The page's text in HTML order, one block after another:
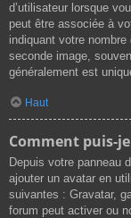
d’utilisateur lorsque
peut être associée à
indiquant votre
seconde image,
généralement est
Haut
Comment puis-
Depuis votre panneau
ajouter un avatar en
suivantes : Gravatar,
forum peut activer ou